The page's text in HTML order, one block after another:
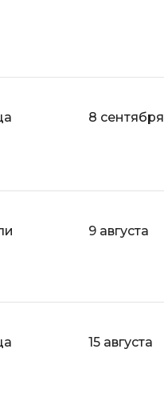
8 сентября
9 августа
15 августа